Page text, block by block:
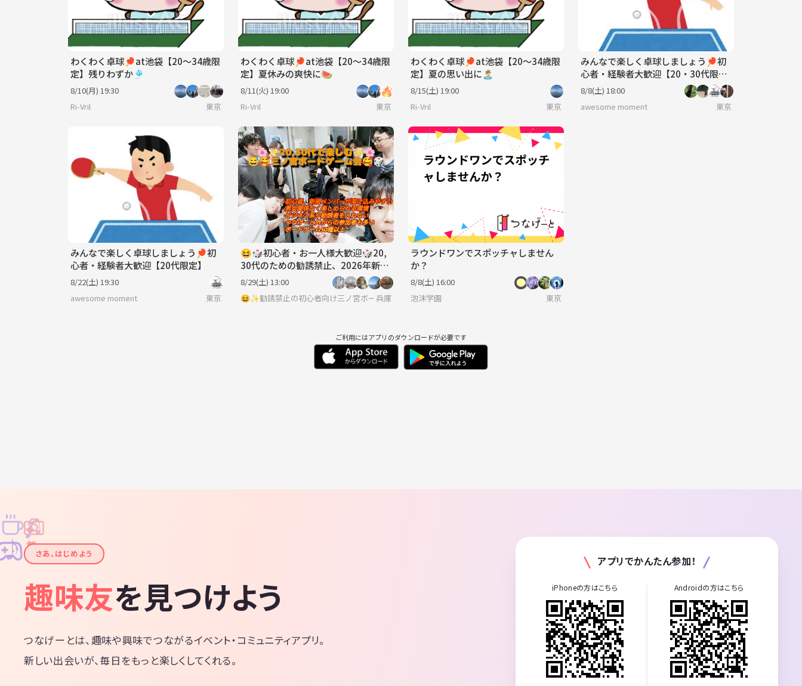
わくわく卓球🏓at池袋【20〜34歳限
定】残りわずか🎐
8/10(月) 19:30
Ri-Vril
東京
わくわく卓球🏓at池袋【20〜34歳限
定】夏休みの爽快に🍉
8/11(火) 19:00
Ri-Vril
東京
わくわく卓球🏓at池袋【20〜34歳限
定】夏の思い出に🏝️
8/15(土) 19:00
Ri-Vril
東京
みんなで楽しく卓球しましょう🏓初
心者・経験者大歓迎【20・30代限
定】
8/8(土) 18:00
awesome moment
東京
みんなで楽しく卓球しましょう🏓初
心者・経験者大歓迎【20代限定】
8/22(土) 19:30
awesome moment
東京
😆🎲初心者・お一人様大歓迎🎲20,
30代のための勧誘禁止、2026年新規
初心者向け三ノ宮ボードゲーム会開
催🥰🥰
8/29(土) 13:00
😆✨勧誘禁止の初心者向け三ノ宮ボードゲーム会🥰🎲初心者・お一人様大歓迎😆✨
兵庫
ラウンドワンでスポッチャしません
か？
8/8(土) 16:00
泡沫学園
東京
ご利用にはアプリのダウンロードが必要です
✦
✦
✧
✧
♪
♫
さあ、はじめよう
趣味友を見つけよう
つなげーとは、趣味や興味でつながるイベント・コミュニティアプリ。
新しい出会いが、毎日をもっと楽しくしてくれる。
アプリでかんたん参加！
iPhoneの方はこちら Androidの方はこちら